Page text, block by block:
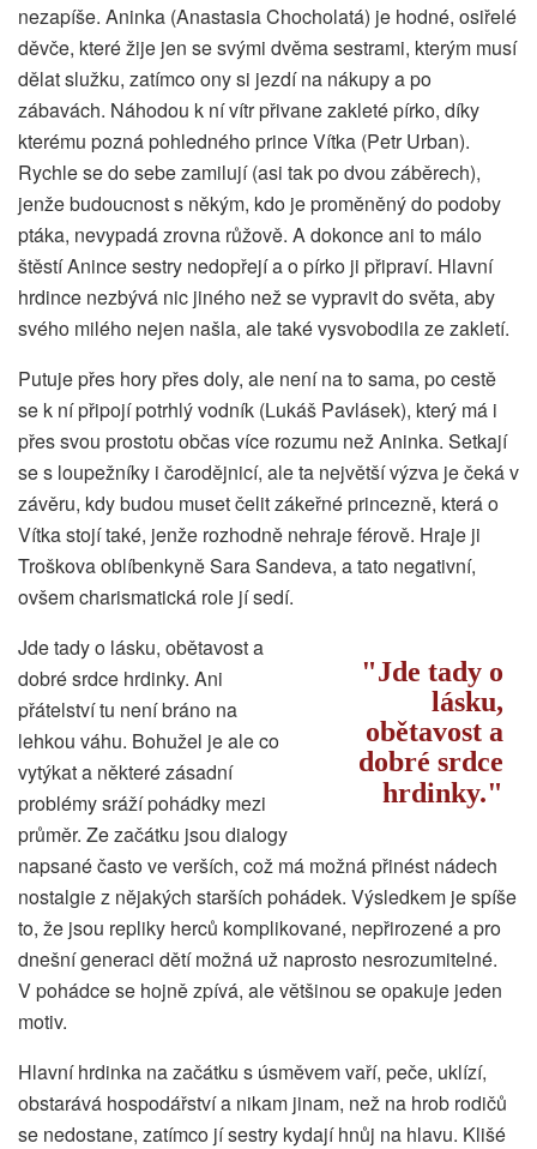
nezapíše. Aninka (Anastasia Chocholatá) je hodné, osiřelé
děvče, které žije jen se svými dvěma sestrami, kterým musí
dělat služku, zatímco ony si jezdí na nákupy a po
zábavách. Náhodou k ní vítr přivane zakleté pírko, díky
kterému pozná pohledného prince Vítka (Petr Urban).
Rychle se do sebe zamilují (asi tak po dvou záběrech),
jenže budoucnost s někým, kdo je proměněný do podoby
ptáka, nevypadá zrovna růžově. A dokonce ani to málo
štěstí Anince sestry nedopřejí a o pírko ji připraví. Hlavní
hrdince nezbývá nic jiného než se vypravit do světa, aby
svého milého nejen našla, ale také vysvobodila ze zakletí.
Putuje přes hory přes doly, ale není na to sama, po cestě
se k ní připojí potrhlý vodník (Lukáš Pavlásek), který má i
přes svou prostotu občas více rozumu než Aninka. Setkají
se s loupežníky i čarodějnicí, ale ta největší výzva je čeká v
závěru, kdy budou muset čelit zákeřné princezně, která o
Vítka stojí také, jenže rozhodně nehraje férově. Hraje ji
Troškova oblíbenkyně Sara Sandeva, a tato negativní,
ovšem charismatická role jí sedí.
Jde tady o
lásku,
obětavost a
dobré srdce
hrdinky.
Jde tady o lásku, obětavost a
dobré srdce hrdinky. Ani
přátelství tu není bráno na
lehkou váhu. Bohužel je ale co
vytýkat a některé zásadní
problémy sráží pohádky mezi
průměr. Ze začátku jsou dialogy
napsané často ve verších, což má možná přinést nádech
nostalgie z nějakých starších pohádek. Výsledkem je spíše
to, že jsou repliky herců komplikované, nepřirozené a pro
dnešní generaci dětí možná už naprosto nesrozumitelné.
V pohádce se hojně zpívá, ale většinou se opakuje jeden
motiv.
Hlavní hrdinka na začátku s úsměvem vaří, peče, uklízí,
obstarává hospodářství a nikam jinam, než na hrob rodičů
se nedostane, zatímco jí sestry kydají hnůj na hlavu. Klišé